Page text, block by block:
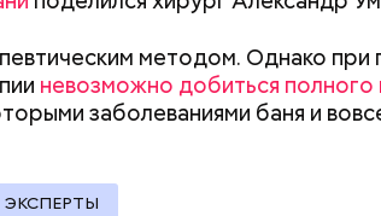
методом. Однако
невозможно добиться полного
заболеваниями баня и
ЭКСПЕРТЫ